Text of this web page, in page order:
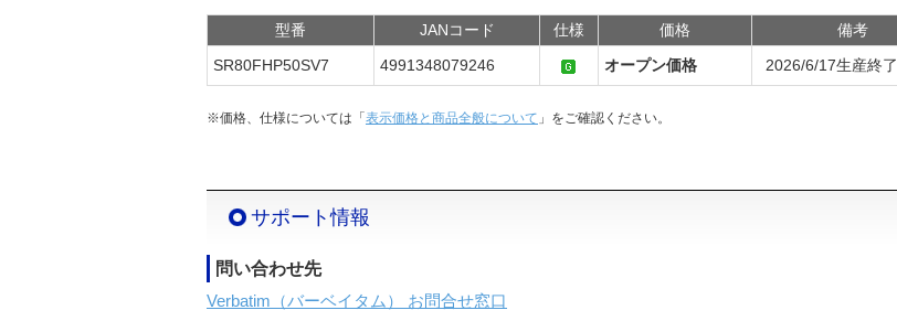
型番 JANコード 仕様 価格
備考
SR80FHP50SV7
4991348079246 オープン価格 2026/6/17生産終了
※価格、仕様については「 表示価格と商品全般について 」をご確認ください。
サポート情報
問い合わせ先
Verbatim（バーベイタム） お問合せ窓口